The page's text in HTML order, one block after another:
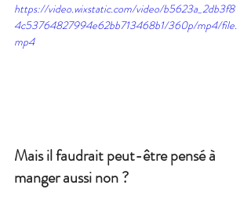
https://video.wixstatic.com/video/b5623a_2db3f8
4c53764827994e62bb713468b1/360p/mp4/file.
mp4
Mais il faudrait peut-être pensé à
manger aussi non ?